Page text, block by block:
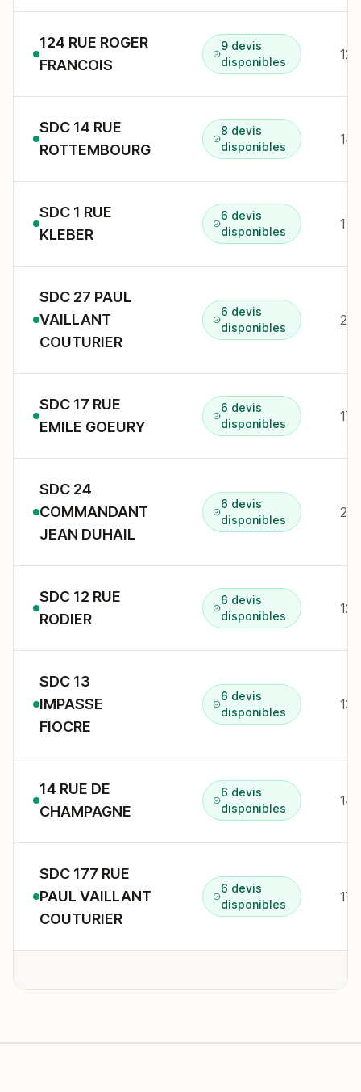
124 RUE ROGER
FRANCOIS
9 devis
disponibles
SDC 14 RUE
ROTTEMBOURG
8 devis
disponibles
14
SDC 1 RUE
KLEBER
6 devis
disponibles
1 r
SDC 27 PAUL
VAILLANT
COUTURIER
6 devis
disponibles
27
SDC 17 RUE
EMILE GOEURY
6 devis
disponibles
17
SDC 24
COMMANDANT
JEAN DUHAIL
6 devis
disponibles
SDC 12 RUE
RODIER
6 devis
disponibles
12
SDC 13
IMPASSE
FIOCRE
6 devis
disponibles
13
14 RUE DE
CHAMPAGNE
6 devis
disponibles
SDC 177 RUE
PAUL VAILLANT
COUTURIER
6 devis
disponibles